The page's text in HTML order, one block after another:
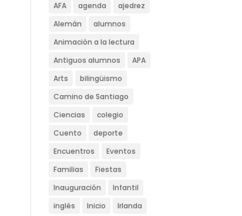
AFA agenda
ajedrez
Alemán
alumnos
Animación a la lectura
Antiguos alumnos
APA
Arts
bilingüismo
Camino de Santiago
Ciencias
colegio
Cuento
deporte
Encuentros
Eventos
Familias
Fiestas
Inauguración
Infantil
inglés
Inicio
Irlanda